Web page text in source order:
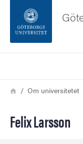
Sidfoten
Länkstig
HemOm universitetet
Felix Larsson